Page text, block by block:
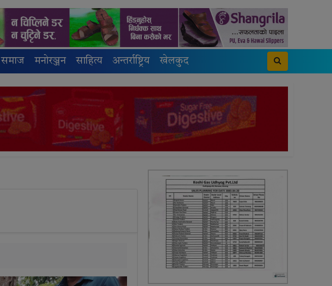
समाज मनोरञ्जन साहित्य अन्तर्राष्ट्रिय खेलकुद